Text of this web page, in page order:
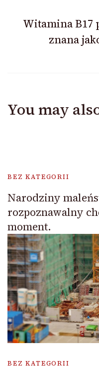
Witamina B17
znana
You may
BEZ KATEGORII
Narodziny
rozpoznawalny
moment.
BEZ KATEGORII